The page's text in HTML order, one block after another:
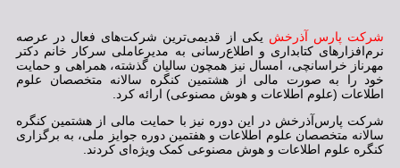
شرکت پارس آذرخش یکی از قدیمی‌ترین شرکت‌های فعال در عرصه
نرم‌افزارهای کتابداری و اطلاع‌رسانی به مدیرعاملی سرکار خانم دکتر
مهرناز خراسانچی، امسال نیز همچون سالیان گذشته، همراهی و حمایت
خود را به صورت مالی از هشتمین کنگره سالانه متخصصان علوم
اطلاعات (علوم اطلاعات و هوش مصنوعی) ارائه کرد.
شرکت پارس‌آذرخش در این دوره نیز با حمایت مالی از هشتمین کنگره
سالانه متخصصان علوم اطلاعات و هفتمین دوره جوایز ملی، به برگزاری
کنگره علوم اطلاعات و هوش مصنوعی کمک ویژه‌ای کردند.